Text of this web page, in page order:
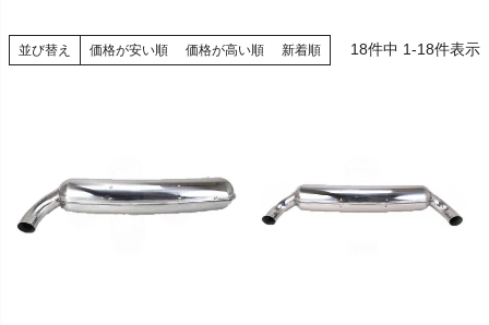
並び替え 価格が安い順 価格が高い順 新着順 18件中 1-18件表示